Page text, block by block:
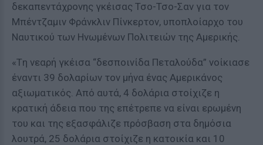
δεκαπεντάχρονης γκέισας Τσο-Τσο-Σαν για τον
Μπέντζαμιν Φράνκλιν Πίνκερτον, υποπλοίαρχο του
Ναυτικού των Ηνωμένων Πολιτειών της Αμερικής.
«Tη νεαρή γκέισα “δεσποινίδα Πεταλούδα” νοίκιασε
έναντι 39 δολαρίων τον μήνα ένας Αμερικάνος
αξιωματικός. Από αυτά, 4 δολάρια στοίχιζε η
κρατική άδεια που της επέτρεπε να είναι ερωμένη
του και της εξασφάλιζε πρόσβαση στα δημόσια
λουτρά, 25 δολάρια στοίχιζε η κατοικία και 10